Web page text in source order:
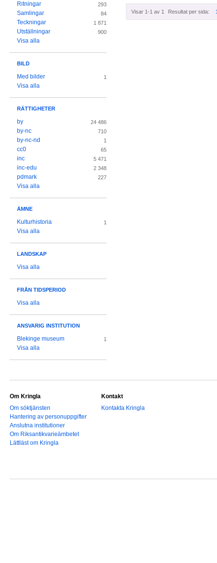
Visar 1-1 av 1 Resultat per sida:
Ritningar 293
Samlingar 84
Teckningar 1 871
Utställningar 900
Visa alla
BILD
Med bilder 1
Visa alla
RÄTTIGHETER
by 24 486
by-nc 710
by-nc-nd 1
cc0 65
inc 5 471
inc-edu 2 348
pdmark 227
Visa alla
ÄMNE
Kulturhistoria 1
Visa alla
LANDSKAP
Visa alla
FRÅN TIDSPERIOD
Visa alla
ANSVARIG INSTITUTION
Blekinge museum 1
Visa alla
Om Kringla
Om söktjänsten
Hantering av personuppgifter
Anslutna institutioner
Om Riksantikvarieämbetet
Lättläst om Kringla
Kontakt
Kontakta Kringla